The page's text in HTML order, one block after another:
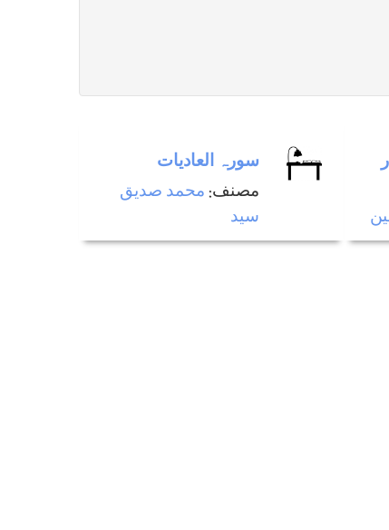
سورہ العادیات
مصنف: محمد صديق
سيد